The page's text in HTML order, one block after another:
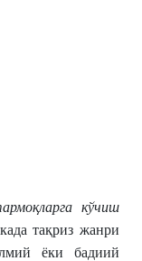
кўчиш
тақриз жанри
ёки бадиий